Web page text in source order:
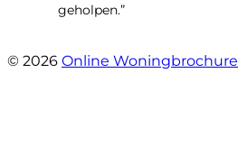
geholpen.”
© 2026 Online Woningbrochure